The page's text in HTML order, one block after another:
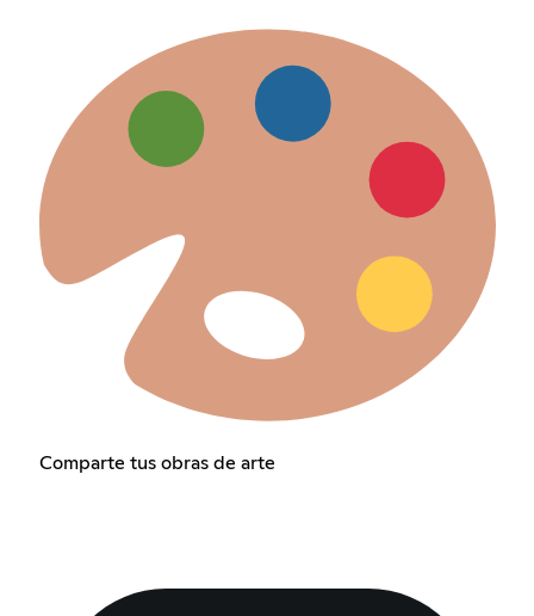
Comparte tus obras de arte